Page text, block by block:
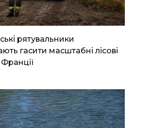
рятувальники
гасити масштабні лісові